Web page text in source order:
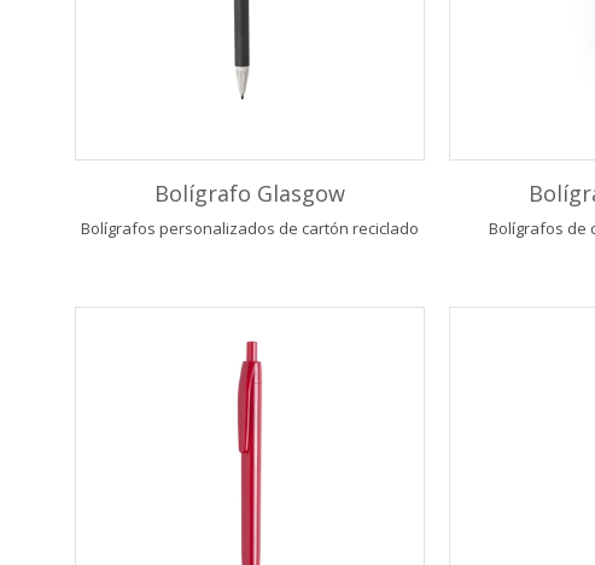
Bolígrafo Glasgow
Bolígrafos personalizados de cartón reciclado Bolígrafos de